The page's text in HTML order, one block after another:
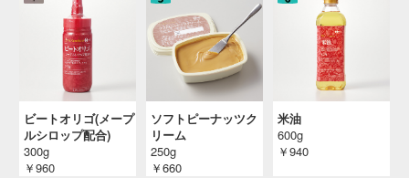
ビートオリゴ(メープ
ルシロップ配合)
300g
￥960
ソフトピーナッツク
リーム
250g
￥660
米油
600g
￥940